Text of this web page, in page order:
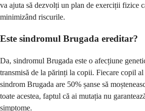
va ajuta să dezvolți un plan de exerciții fizice
minimizând riscurile.
Este sindromul Brugada ereditar?
Da, sindromul Brugada este o afecțiune
transmisă de la părinți la copii. Fiecare copil al
sindrom Brugada are 50% șanse să
toate acestea, faptul că ai mutația nu
simptome.